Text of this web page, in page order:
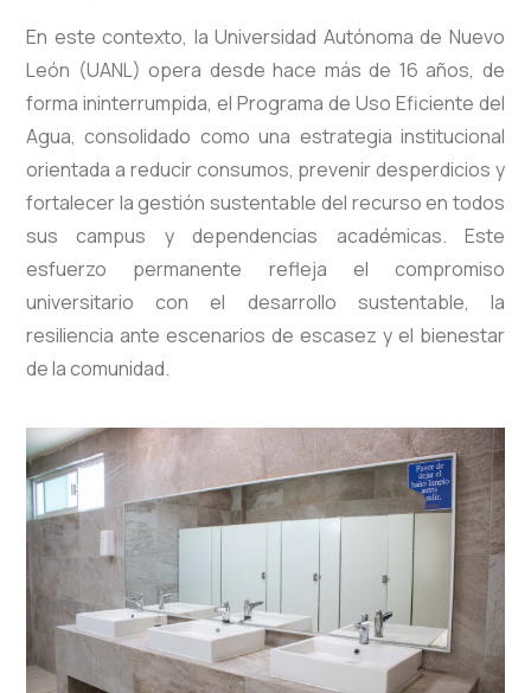
En este contexto, la Universidad Autónoma de Nuevo
León (UANL) opera desde hace más de 16 años, de
forma ininterrumpida, el Programa de Uso Eficiente del
Agua, consolidado como una estrategia institucional
orientada a reducir consumos, prevenir desperdicios y
fortalecer la gestión sustentable del recurso en todos
sus campus y dependencias académicas. Este
esfuerzo permanente refleja el compromiso
universitario con el desarrollo sustentable, la
resiliencia ante escenarios de escasez y el bienestar
de la comunidad.